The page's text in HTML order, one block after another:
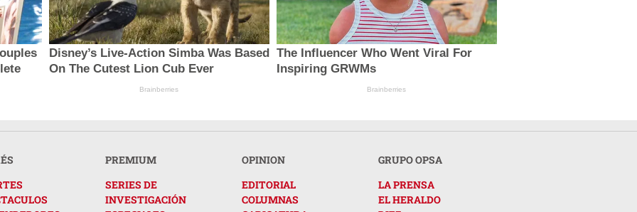
Disney’s Live-Action Simba Was Based
On The Cutest Lion Cub Ever
Brainberries
The Influencer Who Went Viral For
Inspiring GRWMs
Brainberries
PREMIUM
SERIES DE
INVESTIGACIÓN
OPINION
EDITORIAL
COLUMNAS
GRUPO OPSA
LA PRENSA
EL HERALDO